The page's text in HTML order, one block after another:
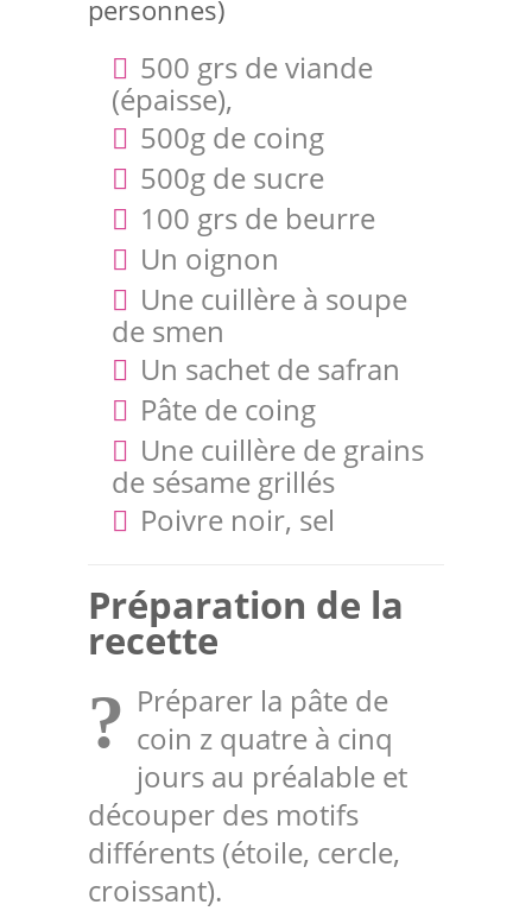
personnes)
500 grs de viande
(épaisse),
500g de coing
500g de sucre
100 grs de beurre
Un oignon
Une cuillère à soupe
de smen
Un sachet de safran
Pâte de coing
Une cuillère de grains
de sésame grillés
Poivre noir, sel
Préparation de la
recette
? Préparer la pâte de
coin z quatre à cinq
jours au préalable et
découper des motifs
différents (étoile, cercle,
croissant).